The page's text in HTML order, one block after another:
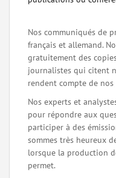
Nos communiqués de
français et allemand.
gratuitement des
journalistes qui citent
rendent compte de
Nos experts et
pour répondre aux
participer à des
sommes très heureux
lorsque la production
permet.